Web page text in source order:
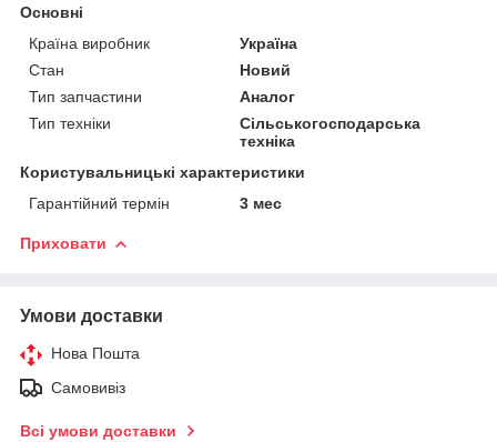
Основні
Країна виробник
Україна
Стан
Новий
Тип запчастини
Аналог
Тип техніки
Сільськогосподарська
техніка
Користувальницькі характеристики
Гарантійний термін
3 мес
Приховати
Умови доставки
Нова Пошта
Самовивіз
Всі умови доставки